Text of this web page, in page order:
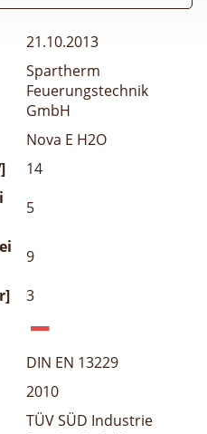
21.10.2013
Spartherm
Feuerungstechnik
GmbH
Nova E H2O
14
5
9
3
DIN EN 13229
2010
TÜV SÜD Industrie